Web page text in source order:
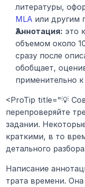
литературы,
MLA или другим
Аннотация: это
объемом около
сразу после
обобщает,
применительно
<ProTip title="💡
перепроверяйте
задании.
краткими, в то
детального
Написание
трата времени. Она